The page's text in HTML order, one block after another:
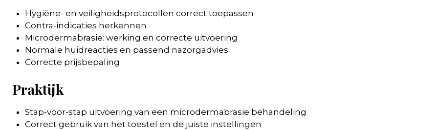
Hygiëne- en veiligheidsprotocollen correct toepassen
Contra-indicaties herkennen
Microdermabrasie: werking en correcte uitvoering
Normale huidreacties en passend nazorgadvies
Correcte prijsbepaling
Praktijk
Stap-voor-stap uitvoering van een microdermabrasie behandeling
Correct gebruik van het toestel en de juiste instellingen